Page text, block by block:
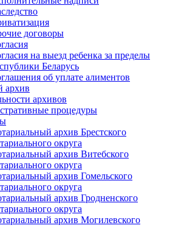
договоры
на выезд ребенка за пределы
Беларусь
об уплате алиментов
архив
архивов
процедуры
архив Брестского
округа
архив Витебского
округа
архив Гомельского
округа
архив Гродненского
округа
архив Могилевского